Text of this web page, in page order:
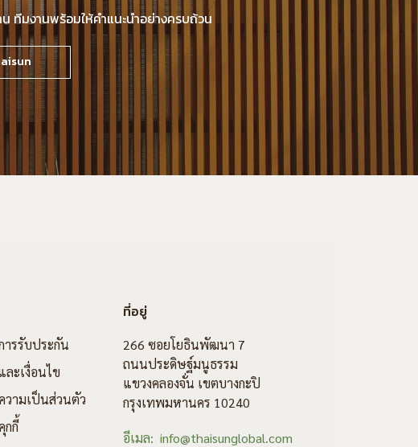
ทีมงานพร้อมให้คำแนะนำอย่างครบถ้วน
ารรับประกัน
ละเงื่อนไข
วามเป็นส่วนตัว
กกี้
ที่อยู่
266 ซอยโยธินพัฒนา 7
ถนนประดิษฐ์มนูธรรม
แขวงคลองจั่น เขตบางกะปิ
กรุงเทพมหานคร 10240
อีเมล: info@thaisunglobal.com